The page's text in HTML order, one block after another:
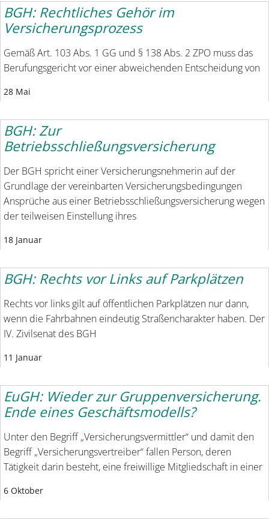
BGH: Rechtliches Gehör im
Versicherungsprozess
Gemäß Art. 103 Abs. 1 GG und § 138 Abs. 2 ZPO muss das
Berufungsgericht vor einer abweichenden Entscheidung von
28 Mai
BGH: Zur
Betriebsschließungsversicherung
Der BGH spricht einer Versicherungsnehmerin auf der
Grundlage der vereinbarten Versicherungsbedingungen
Ansprüche aus einer Betriebsschließungsversicherung wegen
der teilweisen Einstellung ihres
18 Januar
BGH: Rechts vor Links auf Parkplätzen
Rechts vor links gilt auf öffent­lichen Parkplätzen nur dann,
wenn die Fahrbahnen eindeutig Straßencharakter haben. Der
IV. Zivilsenat des BGH
11 Januar
EuGH: Wieder zur Gruppenversicherung.
Ende eines Geschäftsmodells?
Unter den Begriff „Versicherungsvermittler“ und damit den
Begriff „Versicherungsvertreiber“ fallen Person, deren
Tätigkeit darin besteht, eine freiwillige Mitgliedschaft in einer
6 Oktober